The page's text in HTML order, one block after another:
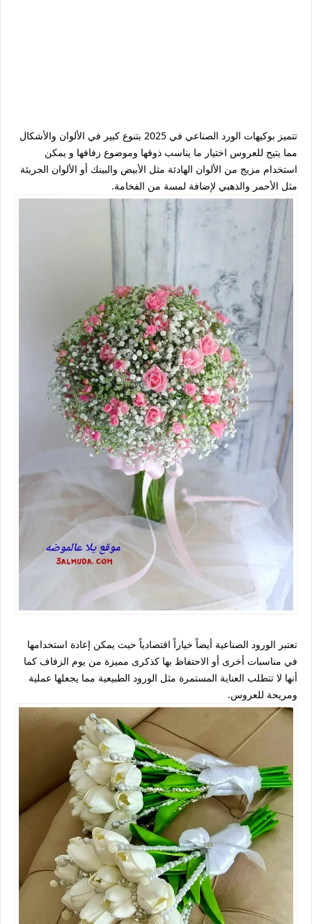
تتميز بوكيهات الورد الصناعي في 2025 بتنوع كبير في الألوان والأشكال
مما يتيح للعروس اختيار ما يناسب ذوقها وموضوع زفافها و يمكن
استخدام مزيج من الألوان الهادئة مثل الأبيض والبينك أو الألوان الجريئة
مثل الأحمر والذهبي لإضافة لمسة من الفخامة.
تعتبر الورود الصناعية أيضاً خياراً اقتصادياً حيث يمكن إعادة استخدامها
في مناسبات أخرى أو الاحتفاظ بها كذكرى مميزة من يوم الزفاف كما
أنها لا تتطلب العناية المستمرة مثل الورود الطبيعية مما يجعلها عملية
ومريحة للعروس.